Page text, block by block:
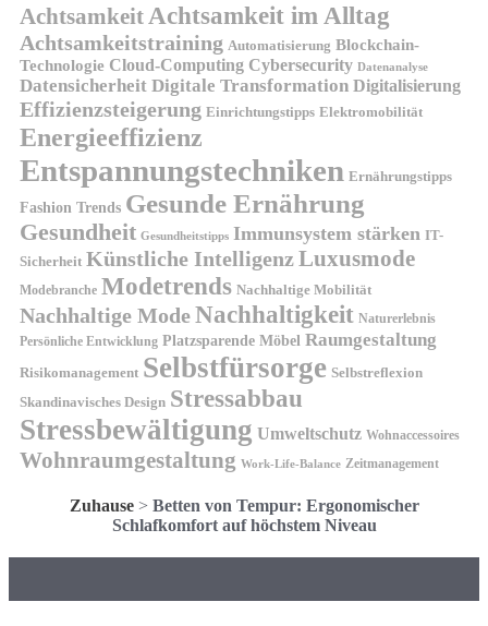
AchtsamkeitAchtsamkeit im Alltag
Achtsamkeitstraining Automatisierung Blockchain-
Technologie Cloud-Computing Cybersecurity Datenanalyse
Datensicherheit Digitale Transformation Digitalisierung
Effizienzsteigerung Einrichtungstipps Elektromobilität
Energieeffizienz
Entspannungstechniken Ernährungstipps
Fashion Trends Gesunde Ernährung
Gesundheit Gesundheitstipps Immunsystem stärken IT-
Sicherheit Künstliche IntelligenzLuxusmode
Modebranche Modetrends Nachhaltige Mobilität
Nachhaltige ModeNachhaltigkeit Naturerlebnis
Persönliche Entwicklung Platzsparende Möbel Raumgestaltung
Risikomanagement Selbstfürsorge Selbstreflexion
Skandinavisches Design Stressabbau
Stressbewältigung Umweltschutz Wohnaccessoires
Wohnraumgestaltung Work-Life-Balance Zeitmanagement
Zuhause> Betten von Tempur: Ergonomischer
Schlafkomfort auf höchstem Niveau